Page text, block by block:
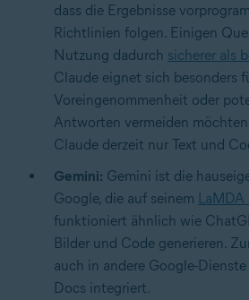
dass die Ergebnisse
Richtlinien folgen. Einigen
Nutzung dadurch sicherer als
Claude eignet sich besonders
Voreingenommenheit oder
Antworten vermeiden
Claude derzeit nur Text und
Gemini: Gemini ist die
Google, die auf seinem LaMDA
funktioniert ähnlich wie
Bilder und Code generieren.
auch in andere Google-
Docs integriert.